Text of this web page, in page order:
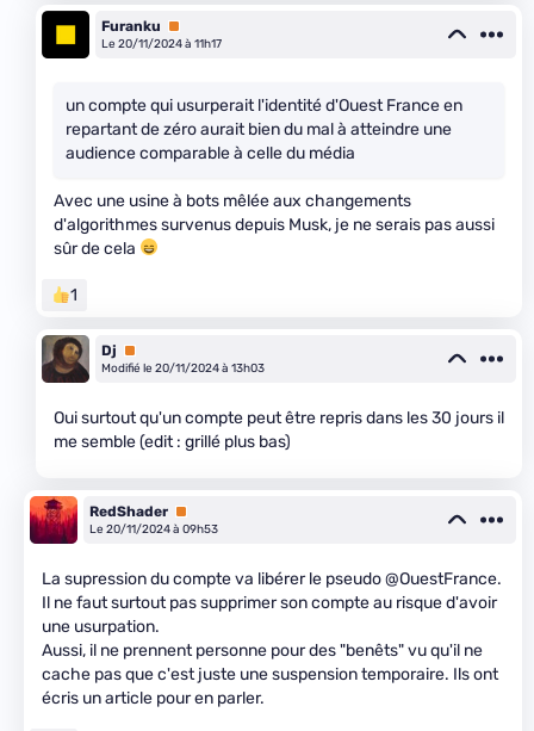
Furanku
Premium
Le 20/11/2024 à 11h17
un compte qui usurperait l'identité d'Ouest France en
repartant de zéro aurait bien du mal à atteindre une
audience comparable à celle du média
Avec une usine à bots mêlée aux changements
d'algorithmes survenus depuis Musk, je ne serais pas aussi
sûr de cela
1
Dj
Premium
Modifié le 20/11/2024 à 13h03
Oui surtout qu'un compte peut être repris dans les 30 jours il
me semble (edit : grillé plus bas)
RedShader Premium
Le 20/11/2024 à 09h53
La supression du compte va libérer le pseudo @OuestFrance.
Il ne faut surtout pas supprimer son compte au risque d'avoir
une usurpation.
Aussi, il ne prennent personne pour des "benêts" vu qu'il ne
cache pas que c'est juste une suspension temporaire. Ils ont
écris un article pour en parler.